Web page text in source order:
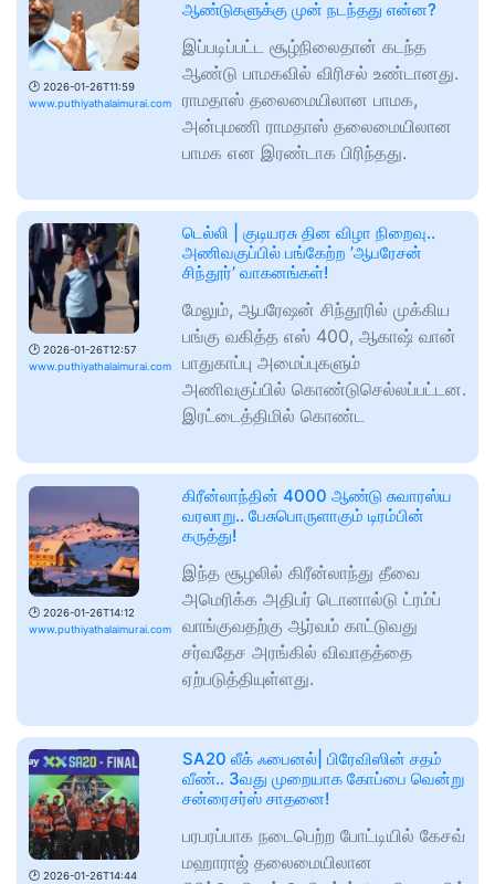
🕑 2026-01-26T11:59
www.puthiyathalaimurai.com
ஆண்டுகளுக்கு முன் நடந்தது என்ன?
இப்படிப்பட்ட சூழ்நிலைதான் கடந்த
ஆண்டு பாமகவில் விரிசல் உண்டானது.
ராமதாஸ் தலைமையிலான பாமக,
அன்புமணி ராமதாஸ் தலைமையிலான
பாமக என இரண்டாக பிரிந்தது.
🕑 2026-01-26T12:57
www.puthiyathalaimurai.com
டெல்லி | குடியரசு தின விழா நிறைவு..
அணிவகுப்பில் பங்கேற்ற ’ஆபரேசன்
சிந்தூர்’ வாகனங்கள்!
மேலும், ஆபரேஷன் சிந்தூரில் முக்கிய
பங்கு வகித்த எஸ் 400, ஆகாஷ் வான்
பாதுகாப்பு அமைப்புகளும்
அணிவகுப்பில் கொண்டுசெல்லப்பட்டன.
இரட்டைத்திமில் கொண்ட
🕑 2026-01-26T14:12
www.puthiyathalaimurai.com
கிரீன்லாந்தின் 4000 ஆண்டு சுவாரஸ்ய
வரலாறு.. பேசுபொருளாகும் டிரம்பின்
கருத்து!
இந்த சூழலில் கிரீன்லாந்து தீவை
அமெரிக்க அதிபர் டொனால்டு ட்ரம்ப்
வாங்குவதற்கு ஆர்வம் காட்டுவது
சர்வதேச அரங்கில் விவாதத்தை
ஏற்படுத்தியுள்ளது.
🕑 2026-01-26T14:44
SA20 லீக் ஃபைனல்| பிரேவிஸின் சதம்
வீண்.. 3வது முறையாக கோப்பை வென்று
சன்ரைசர்ஸ் சாதனை!
பரபரப்பாக நடைபெற்ற போட்டியில் கேசவ்
மஹாராஜ் தலைமையிலான